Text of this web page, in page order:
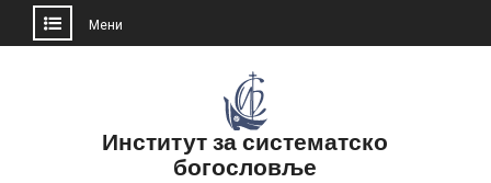
Мени
Институт за систематско
богословље